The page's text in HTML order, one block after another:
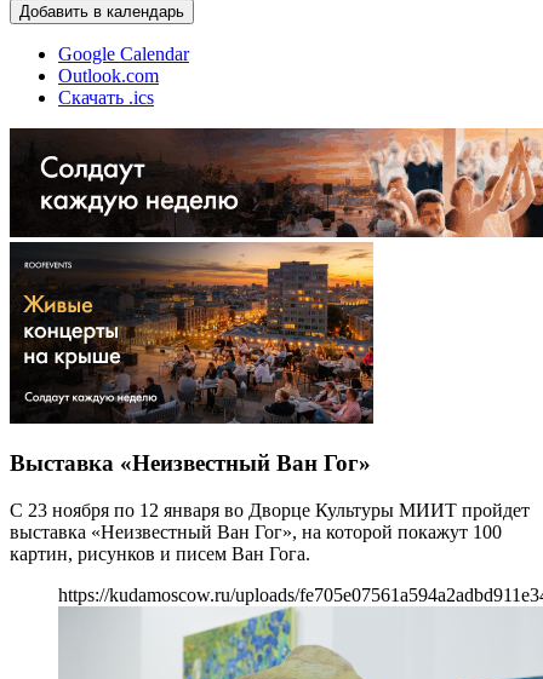
Добавить в календарь
Google Calendar
Outlook.com
Скачать .ics
Выставка «Неизвестный Ван Гог»
С 23 ноября по 12 января во Дворце Культуры МИИТ пройдет
выставка «Неизвестный Ван Гог», на которой покажут 100
картин, рисунков и писем Ван Гога.
https://kudamoscow.ru/uploads/